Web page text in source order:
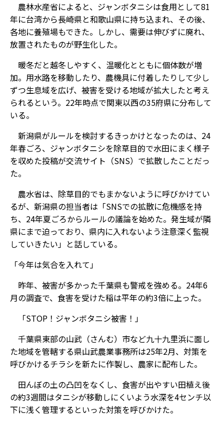
農林水産省によると、ジャンボタニシは食用として81
年に台湾から長崎県と和歌山県に持ち込まれ、その後、
各地に養殖場もできた。しかし、需要は伸びずに廃れ、
放置されたものが野生化した。
暖冬だと越冬しやすく、温暖化とともに個体数が増
加。用水路を移動したり、農機具に付着したりして少し
ずつ生息域を広げ、被害を受ける地域が拡大したと考え
られるという。22年時点で関東以西の35府県に分布して
いる。
新潟県がルールを検討するきっかけとなったのは、24
年春ごろ、ジャンボタニシを除草目的で水田にまく様子
を収めた投稿が交流サイト（SNS）で拡散したことだっ
た。
農水省は、除草目的でもまかないように呼びかけてい
るが、新潟県の担当者は「SNSでの拡散に危機感を持
ち、24年夏ごろからルールの議論を始めた。発生域が隣
県にまで迫っており、県内に入れないよう注意深く監視
していきたい」と話している。
「今年は気合を入れて」
昨年、被害が多かった千葉県も警戒を強める。24年6
月の調査で、食害を受けた稲は平年の約3倍に上った。
「STOP！ジャンボタニシ被害！」
千葉県東部の山武（さんむ）市など九十九里浜に面し
た地域を管轄する県山武農業事務所は25年2月、対策を
呼びかけるチラシを新たに作製し、農家に配布した。
田んぼの土の凸凹をなくし、食害が出やすい田植え後
の約3週間はタニシが移動しにくいよう水深を4センチ以
下に浅く管理するといった対策を呼びかけた。